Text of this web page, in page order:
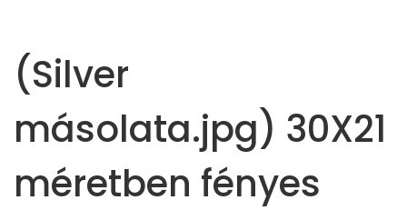
(Silver
másolata.jpg) 30X21
méretben fényes